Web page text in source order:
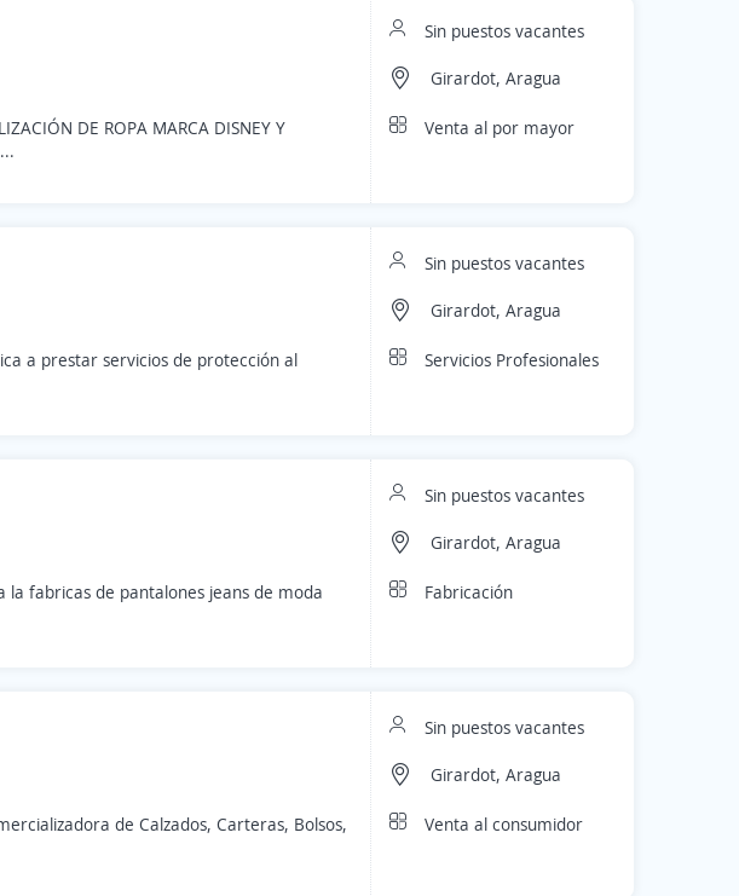
DE ROPA MARCA DISNEY Y
Sin puestos vacantes
Girardot, Aragua
Venta al por mayor
a prestar servicios de protección al
Sin puestos vacantes
Girardot, Aragua
Servicios Profesionales
la fabricas de pantalones jeans de moda
Sin puestos vacantes
Girardot, Aragua
Fabricación
de Calzados, Carteras, Bolsos,
Sin puestos vacantes
Girardot, Aragua
Venta al consumidor